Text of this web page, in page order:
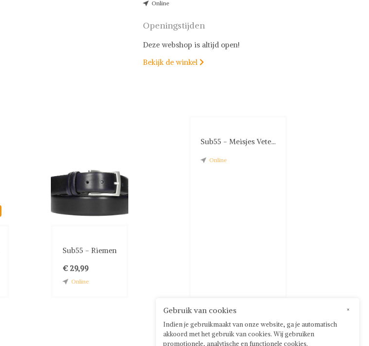
Online
Openingstijden
Deze webshop is altijd open!
Bekijk de winkel 
Sub55 - Riemen
€ 29,99
Online
Sub55 - Meisjes Vete...
Online
×
Gebruik van cookies
Indien je gebruikmaakt van onze website, ga je automatisch
akkoord met het gebruik van cookies. Wij gebruiken
promotionele, analytische en functionele cookies.